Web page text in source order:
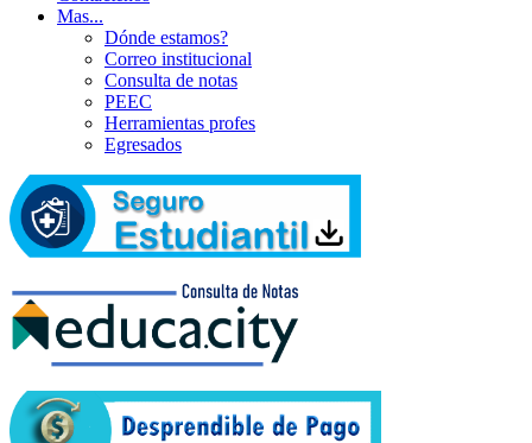
Mas...
Dónde estamos?
Correo institucional
Consulta de notas
PEEC
Herramientas profes
Egresados